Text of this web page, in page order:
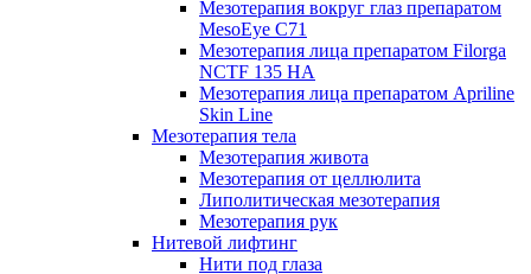
Мезотерапия вокруг глаз препаратом
MesoEye С71
Мезотерапия лица препаратом Filorga
NCTF 135 HA
Мезотерапия лица препаратом Apriline
Skin Line
Мезотерапия тела
Мезотерапия живота
Мезотерапия от целлюлита
Липолитическая мезотерапия
Мезотерапия рук
Нитевой лифтинг
Нити под глаза